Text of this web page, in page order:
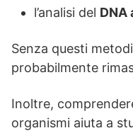
l’analisi del DNA
Senza questi
probabilmente
Inoltre,
organismi aiuta a